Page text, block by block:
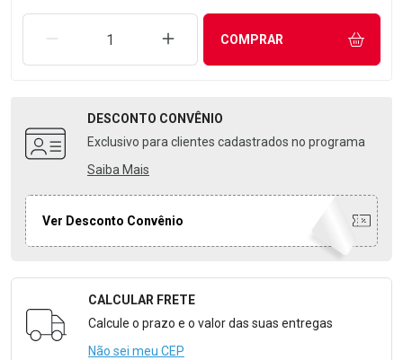
REMOVER UMA UNIDADEAUMENTAR UMA UNIDADE
COMPRAR
DESCONTO CONVÊNIO
Exclusivo para clientes cadastrados no programa
Saiba Mais
Ver Desconto Convênio
Formulário para Calcular o Frete
CALCULAR FRETE
Calcule o prazo e o valor das suas entregas
Não sei meu CEP